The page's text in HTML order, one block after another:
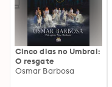
Cinco dias no Umbral:
O resgate
Osmar Barbosa